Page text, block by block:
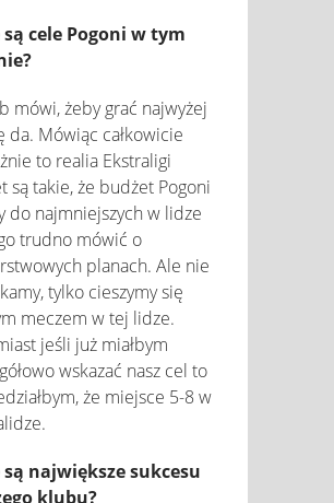
są cele Pogoni w tym
mówi, żeby grać najwyżej
da. Mówiąc całkowicie
to realia Ekstraligi
są takie, że budżet Pogoni
do najmniejszych w lidze
trudno mówić o
planach. Ale nie
tylko cieszymy się
meczem w tej lidze.
jeśli już miałbym
wskazać nasz cel to
że miejsce 5-8 w
są największe sukcesu
klubu?